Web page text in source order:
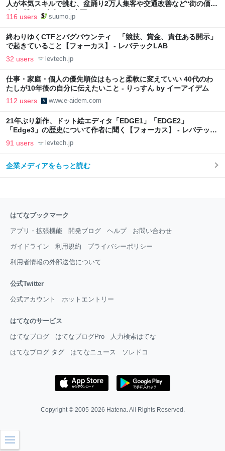
人が本気スキルで挑む、盆踊り2万人集客や交通改善など“街の価値
向上”戦略 東京・中央区
116 users suumo.jp
終わりゆくCTFとバグバウンティ 「競技、賞金、責任ある開示」
で起きていること【フォーカス】 - レバテックLAB
32 users levtech.jp
仕事・家庭・個人の優先順位はもっと柔軟に変えていい 40代のわ
たしが10年後の自分に伝えたいこと - りっすん by イーアイデム
112 users www.e-aidem.com
21年ぶり新作、ドット絵エディタ「EDGE1」「EDGE2」
「Edge3」の歴史について作者に聞く【フォーカス】 - レバテック
LAB
91 users levtech.jp
企業メディアをもっと読む
はてなブックマーク
アプリ・拡張機能 開発ブログ ヘルプ お問い合わせ
ガイドライン 利用規約 プライバシーポリシー
利用者情報の外部送信について
公式Twitter
公式アカウント ホットエントリー
はてなのサービス
はてなブログ はてなブログPro 人力検索はてな
はてなブログ タグ はてなニュース ソレドコ
Copyright © 2005-2026 Hatena. All Rights Reserved.